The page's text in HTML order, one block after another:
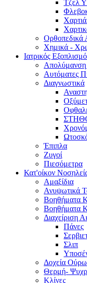
Τζελ
Ορθοπεδικά
Χημικά -
Ιατρικός
Αυτόματες
Διαγνωστικά
Έπιπλα
Ζυγοί
Πιεσόμετρα
Κατ'οίκον
Αμαξίδια
Ανυψωτικά
Βοηθήματα
Βοηθήματα
Διαχείριση
Πάνες
Σλιπ
Δοχεία
Θερμή-
Κλίνες